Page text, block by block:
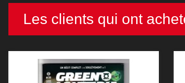
Les clients qui ont